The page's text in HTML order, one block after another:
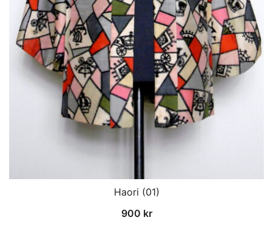
Haori (01)
900 kr